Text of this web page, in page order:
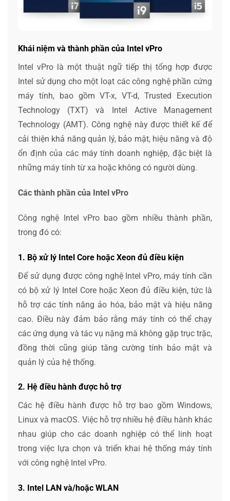
Khái niệm và thành phần của Intel vPro
Intel vPro là một thuật ngữ tiếp thị tổng hợp được
Intel sử dụng cho một loạt các công nghệ phần cứng
máy tính, bao gồm VT-x, VT-d, Trusted Execution
Technology (TXT) và Intel Active Management
Technology (AMT). Công nghệ này được thiết kế để
cải thiện khả năng quản lý, bảo mật, hiệu năng và độ
ổn định của các máy tính doanh nghiệp, đặc biệt là
những máy tính từ xa hoặc không có người dùng.
Các thành phần của Intel vPro
Công nghệ Intel vPro bao gồm nhiều thành phần,
trong đó có:
1. Bộ xử lý Intel Core hoặc Xeon đủ điều kiện
Để sử dụng được công nghệ Intel vPro, máy tính cần
có bộ xử lý Intel Core hoặc Xeon đủ điều kiện, tức là
hỗ trợ các tính năng ảo hóa, bảo mật và hiệu năng
cao. Điều này đảm bảo rằng máy tính có thể chạy
các ứng dụng và tác vụ nặng mà không gặp trục trặc,
đồng thời cũng giúp tăng cường tính bảo mật và
quản lý của hệ thống.
2. Hệ điều hành được hỗ trợ
Các hệ điều hành được hỗ trợ bao gồm Windows,
Linux và macOS. Việc hỗ trợ nhiều hệ điều hành khác
nhau giúp cho các doanh nghiệp có thể linh hoạt
trong việc lựa chọn và triển khai hệ thống máy tính
với công nghệ Intel vPro.
3. Intel LAN và/hoặc WLAN